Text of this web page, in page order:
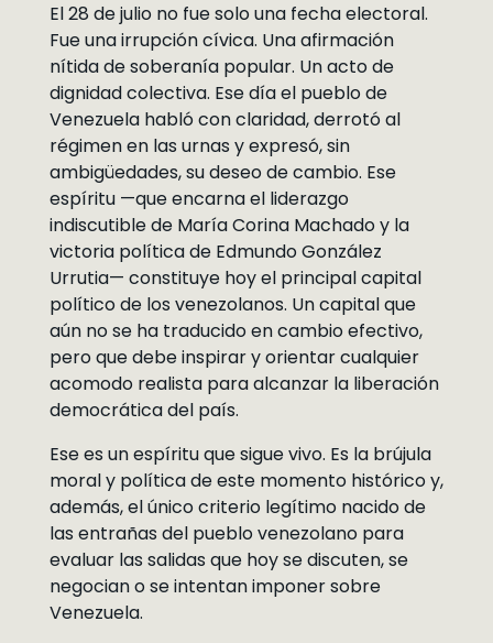
El 28 de julio no fue solo una fecha electoral.
Fue una irrupción cívica. Una afirmación
nítida de soberanía popular. Un acto de
dignidad colectiva. Ese día el pueblo de
Venezuela habló con claridad, derrotó al
régimen en las urnas y expresó, sin
ambigüedades, su deseo de cambio. Ese
espíritu —que encarna el liderazgo
indiscutible de María Corina Machado y la
victoria política de Edmundo González
Urrutia— constituye hoy el principal capital
político de los venezolanos. Un capital que
aún no se ha traducido en cambio efectivo,
pero que debe inspirar y orientar cualquier
acomodo realista para alcanzar la liberación
democrática del país.
Ese es un espíritu que sigue vivo. Es la brújula
moral y política de este momento histórico y,
además, el único criterio legítimo nacido de
las entrañas del pueblo venezolano para
evaluar las salidas que hoy se discuten, se
negocian o se intentan imponer sobre
Venezuela.